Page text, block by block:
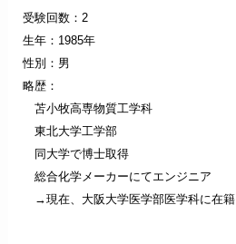
受験回数：2
生年：1985年
性別：男
略歴：
苫小牧高専物質工学科
東北大学工学部
同大学で博士取得
総合化学メーカーにてエンジニア
→現在、大阪大学医学部医学科に在籍